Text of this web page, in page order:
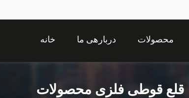
خانه دربارهی ما محصولات
قلع قوطی فلزی محصولات